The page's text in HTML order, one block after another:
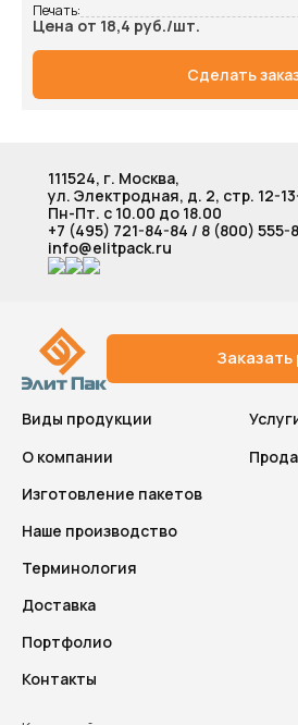
Печать:
Цена от 18,4 руб./шт.
Сделать
111524, г. Москва,
ул. Электродная, д. 2, стр. 12-
Пн-Пт. с 10.00 до 18.00
+7 (495) 721-84-84 / 8 (800) 555-
info@elitpack.ru
Заказать
О компании
Изготовление пакетов
Наше производство
Терминология
Доставка
Портфолио
Контакты
Виды продукции